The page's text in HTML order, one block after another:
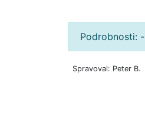
Podrobnosti: -
Spravoval: Peter B.